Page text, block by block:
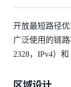
开放最短路径优
广泛使用的链
2328，IPv4）和